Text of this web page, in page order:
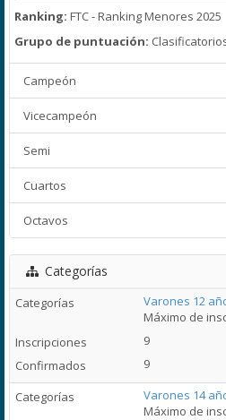
Ranking: FTC - Ranking Menores 2025
Grupo de puntuación:
Campeón
Vicecampeón
Semi
Cuartos
Octavos
Categorías
Varones 12
Máximo de
9
9
Varones 14
Máximo de